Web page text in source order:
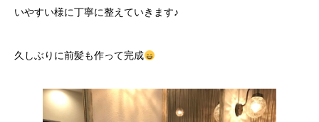
いやすい様に丁寧に整えていきます♪
久しぶりに前髪も作って完成